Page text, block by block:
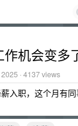
机会变多
· 4137 views
入职，这个月有